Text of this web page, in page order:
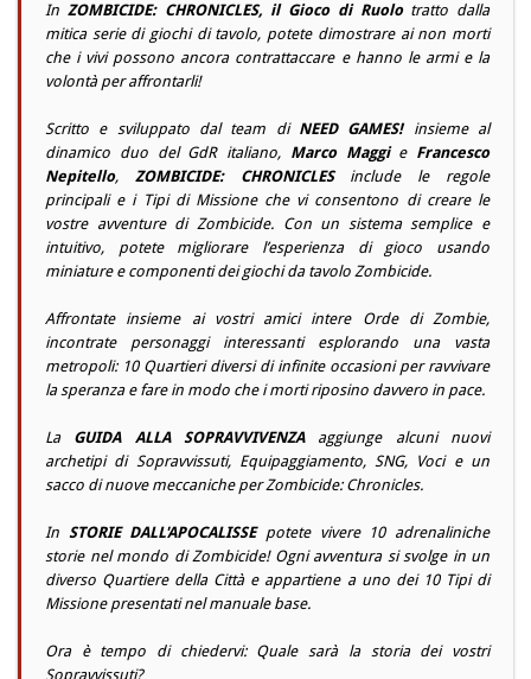
In ZOMBICIDE: CHRONICLES, il Gioco di Ruolotratto dalla
mitica serie di giochi di tavolo, potete dimostrare ai non morti
che i vivi possono ancora contrattaccare e hanno le armi e la
volontà per affrontarli!
Scritto e sviluppato dal team di NEED GAMES!insieme al
dinamico duo del GdR italiano, Marco Maggie Francesco
Nepitello, ZOMBICIDE: CHRONICLESinclude le regole
principali e i Tipi di Missione che vi consentono di creare le
vostre avventure di Zombicide. Con un sistema semplice e
intuitivo, potete migliorare l’esperienza di gioco usando
miniature e componenti dei giochi da tavolo Zombicide.
Affrontate insieme ai vostri amici intere Orde di Zombie,
incontrate personaggi interessanti esplorando una vasta
metropoli: 10 Quartieri diversi di infinite occasioni per ravvivare
la speranza e fare in modo che i morti riposino davvero in pace.
La GUIDA ALLA SOPRAVVIVENZAaggiunge alcuni nuovi
archetipi di Sopravvissuti, Equipaggiamento, SNG, Voci e un
sacco di nuove meccaniche per Zombicide: Chronicles.
In STORIE DALL'APOCALISSEpotete vivere 10 adrenaliniche
storie nel mondo di Zombicide! Ogni avventura si svolge in un
diverso Quartiere della Città e appartiene a uno dei 10 Tipi di
Missione presentati nel manuale base.
Ora è tempo di chiedervi: Quale sarà la storia dei vostri
Sopravvissuti?